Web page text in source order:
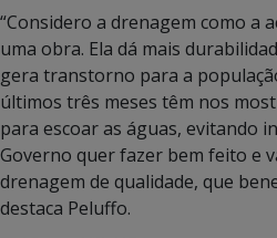
“Considero a drenagem como a
uma obra. Ela dá mais
gera transtorno para a
últimos três meses têm nos
para escoar as águas, evitando
Governo quer fazer bem feito e
drenagem de qualidade, que
destaca Peluffo.